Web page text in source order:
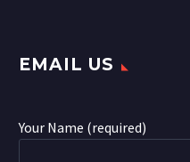
EMAIL US
Your Name (required)